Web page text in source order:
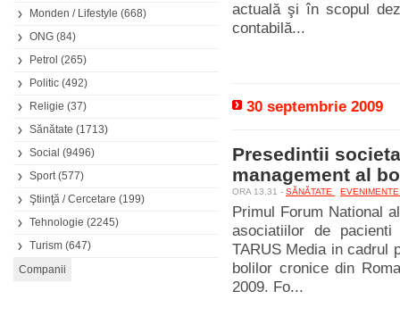
Monden / Lifestyle (668)
ONG (84)
Petrol (265)
Politic (492)
Religie (37)
Sănătate (1713)
Social (9496)
Sport(577)
Ştiinţă / Cercetare (199)
Tehnologie (2245)
Turism (647)
actuală şi în scopul
contabilă...
30 septembrie 2009
Presedintii
management al
ORA 13.31 - SĂNĂTATE
Primul Forum National
asociatiilor de
TARUS Media in cadrul
bolilor cronice din
2009. Fo...